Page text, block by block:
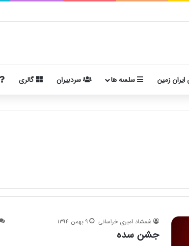
ایران زمین سلسه ها سردبیران گالری
شمشاد امیری خراسانی ۹ بهمن ۱۳۹۴
جشن سده